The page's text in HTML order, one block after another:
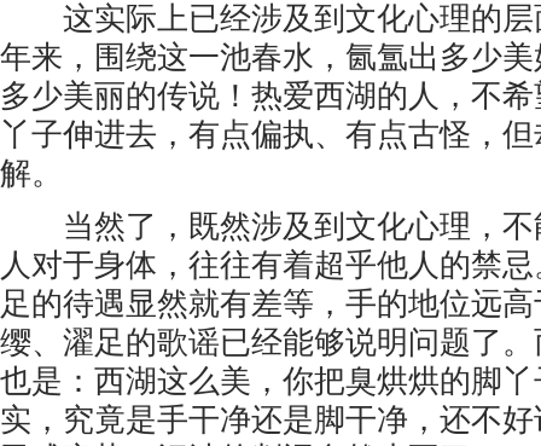
这实际上已经涉及到文化心理的层
年来，围绕这一池春水，氤氲出多少
多少美丽的传说！热爱西湖的人，不
丫子伸进去，有点偏执、有点古怪，
解。
当然了，既然涉及到文化心理，不
人对于身体，往往有着超乎他人的禁
足的待遇显然就有差等，手的地位远
缨、濯足的歌谣已经能够说明问题了
也是：西湖这么美，你把臭烘烘的脚
实，究竟是手干净还是脚干净，还不